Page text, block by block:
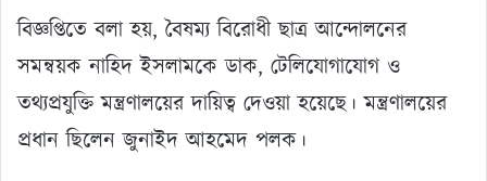
বিজ্ঞপ্তিতে বলা হয়, বৈষম্য বিরোধী ছাত্র আন্দোলনের
সমন্বয়ক নাহিদ ইসলামকে ডাক, টেলিযোগাযোগ ও
তথ্যপ্রযুক্তি মন্ত্রণালয়ের দায়িত্ব দেওয়া হয়েছে। মন্ত্রণালয়ের
প্রধান ছিলেন জুনাইদ আহমেদ পলক।